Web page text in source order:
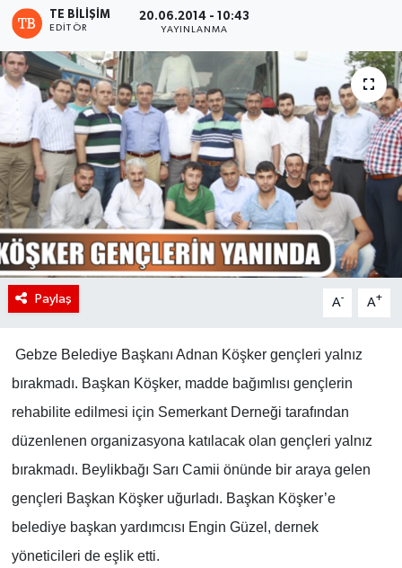
TE BILIŞIM
EDITÖR
20.06.2014 - 10:43
YAYINLANMA
Paylaş A- A+
Gebze Belediye Başkanı Adnan Köşker gençleri yalnız
bırakmadı. Başkan Köşker, madde bağımlısı gençlerin
rehabilite edilmesi için Semerkant Derneği tarafından
düzenlenen organizasyona katılacak olan gençleri yalnız
bırakmadı. Beylikbağı Sarı Camii önünde bir araya gelen
gençleri Başkan Köşker uğurladı. Başkan Köşker’e
belediye başkan yardımcısı Engin Güzel, dernek
yöneticileri de eşlik etti.
Haber Arşivi